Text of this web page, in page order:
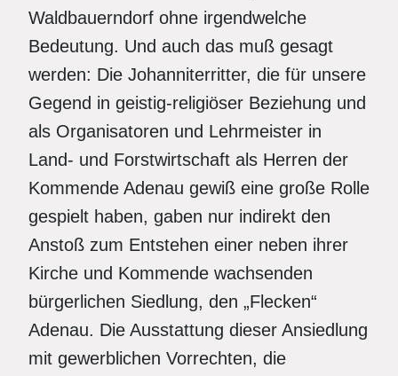
Waldbauerndorf ohne irgendwelche
Bedeutung. Und auch das muß gesagt
werden: Die Johanniterritter, die für unsere
Gegend in geistig-religiöser Beziehung und
als Organisatoren und Lehrmeister in
Land- und Forstwirtschaft als Herren der
Kommende Adenau gewiß eine große Rolle
gespielt haben, gaben nur indirekt den
Anstoß zum Entstehen einer neben ihrer
Kirche und Kommende wachsenden
bürgerlichen Siedlung, den „Flecken“
Adenau. Die Ausstattung dieser Ansiedlung
mit gewerblichen Vorrechten, die